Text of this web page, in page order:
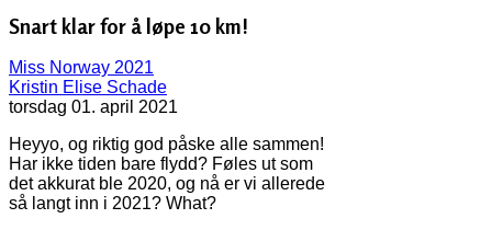
Snart klar for å løpe 10 km!
Miss Norway 2021
Kristin Elise Schade
torsdag 01. april 2021
Heyyo, og riktig god påske alle sammen!
Har ikke tiden bare flydd? Føles ut som
det akkurat ble 2020, og nå er vi allerede
så langt inn i 2021? What?